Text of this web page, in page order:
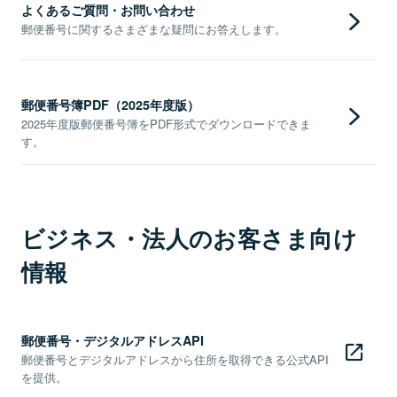
よくあるご質問・お問い合わせ
郵便番号に関するさまざまな疑問にお答えします。
郵便番号簿PDF（2025年度版）
2025年度版郵便番号簿をPDF形式でダウンロードできま
す。
ビジネス・法人のお客さま向け
情報
郵便番号・デジタルアドレスAPI
郵便番号とデジタルアドレスから住所を取得できる公式API
を提供。